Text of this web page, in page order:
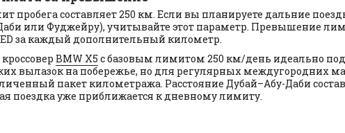
пробега составляет 250 км. Если вы планируете дальние
или Фуджейру), учитывайте этот параметр. Превышение
за каждый дополнительный километр.
BMW X5 с базовым лимитом 250 км/день идеально
вылазок на побережье, но для регулярных междугородних
пакет километража. Расстояние Дубай–Абу-Даби
поездка уже приближается к дневному лимиту.